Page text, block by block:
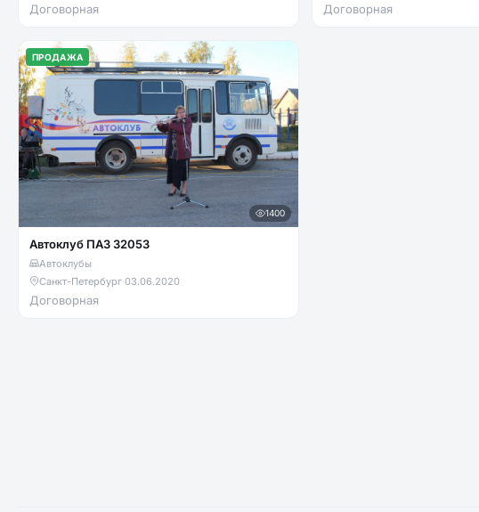
Договорная Договорная
ПРОДАЖА
1400
Автоклуб ПАЗ 32053
Автоклубы
Санкт-Петербург·03.06.2020
Договорная